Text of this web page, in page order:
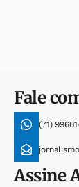
Fale
(71)
Assine